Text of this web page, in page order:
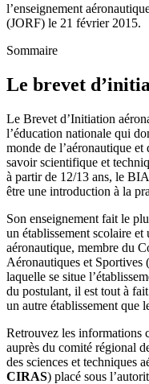
l’enseignement
(JORF) le 21 février 2015.
Sommaire
Le brevet
Le Brevet d’Initiation
l’éducation nationale qui
monde de l’aéronautique et
savoir scientifique et
à partir de 12/13 ans, le
être une introduction à la
Son enseignement fait le
un établissement scolaire
aéronautique, membre du
Aéronautiques et Sportives (
laquelle se situe
du postulant, il est tout à
un autre établissement que
Retrouvez les informations
auprès du comité régional
des sciences et techniques
CIRAS) placé sous